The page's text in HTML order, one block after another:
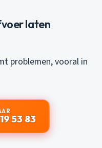
laten
problemen, vooral in
53 83